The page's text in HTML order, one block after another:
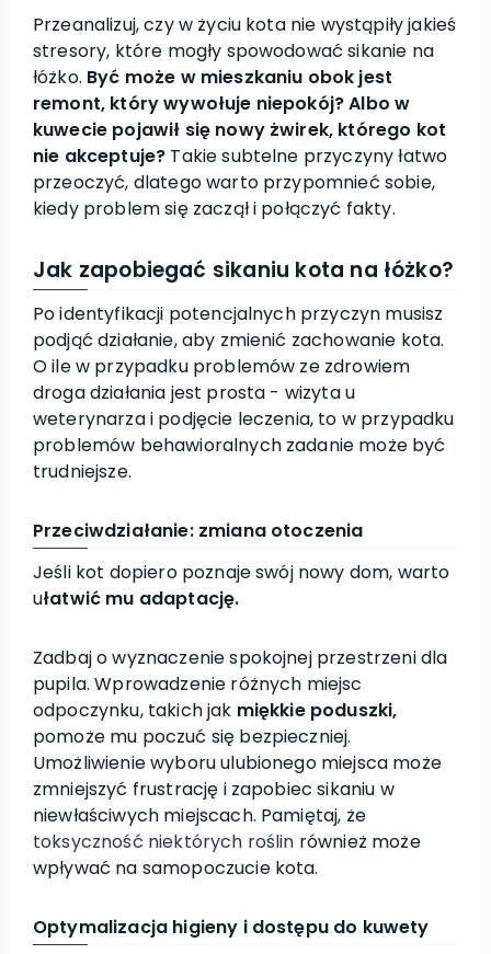
Przeanalizuj, czy w życiu kota nie wystąpiły jakieś
stresory, które mogły spowodować sikanie na
łóżko. Być może w mieszkaniu obok jest
remont, który wywołuje niepokój? Albo w
kuwecie pojawił się nowy żwirek, którego kot
nie akceptuje? Takie subtelne przyczyny łatwo
przeoczyć, dlatego warto przypomnieć sobie,
kiedy problem się zaczął i połączyć fakty.
Jak zapobiegać sikaniu kota na łóżko?
Po identyfikacji potencjalnych przyczyn musisz
podjąć działanie, aby zmienić zachowanie kota.
O ile w przypadku problemów ze zdrowiem
droga działania jest prosta - wizyta u
weterynarza i podjęcie leczenia, to w przypadku
problemów behawioralnych zadanie może być
trudniejsze.
Przeciwdziałanie: zmiana otoczenia
Jeśli kot dopiero poznaje swój nowy dom, warto
ułatwić mu adaptację.
Zadbaj o wyznaczenie spokojnej przestrzeni dla
pupila. Wprowadzenie różnych miejsc
odpoczynku, takich jak miękkie poduszki,
pomoże mu poczuć się bezpieczniej.
Umożliwienie wyboru ulubionego miejsca może
zmniejszyć frustrację i zapobiec sikaniu w
niewłaściwych miejscach. Pamiętaj, że
toksyczność niektórych roślin również może
wpływać na samopoczucie kota.
Optymalizacja higieny i dostępu do kuwety